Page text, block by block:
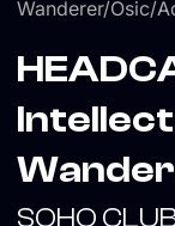
Wanderer/Osic/
SOHO